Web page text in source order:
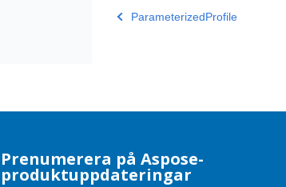
ParameterizedProfile
Prenumerera på Aspose-
produktuppdateringar